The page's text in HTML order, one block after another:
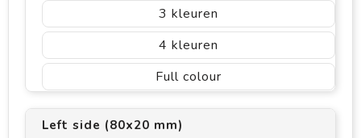
3
4
Full colour
Left side (80x20 mm)